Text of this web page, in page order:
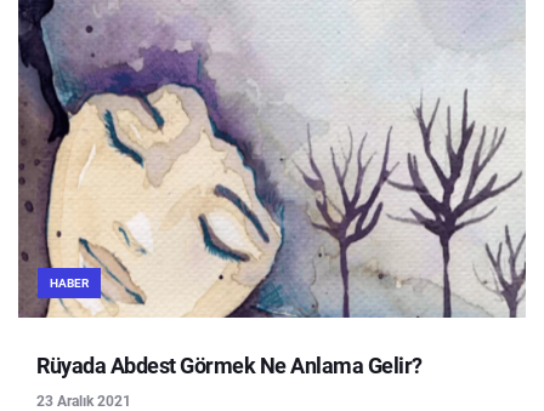
HABER
Rüyada Abdest Görmek Ne Anlama Gelir?
23 Aralık 2021